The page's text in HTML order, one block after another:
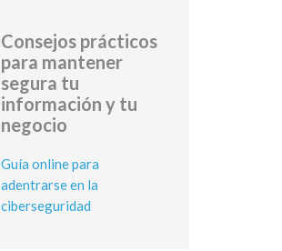
Consejos prácticos
para mantener
segura tu
información y tu
negocio
Guía online para
adentrarse en la
ciberseguridad